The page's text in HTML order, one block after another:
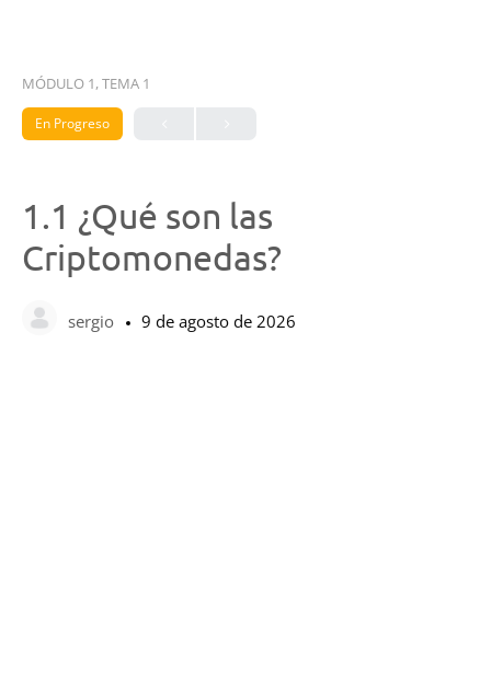
MÓDULO 1, TEMA 1
En Progreso
1.1 ¿Qué son las
Criptomonedas?
sergio 9 de agosto de 2026